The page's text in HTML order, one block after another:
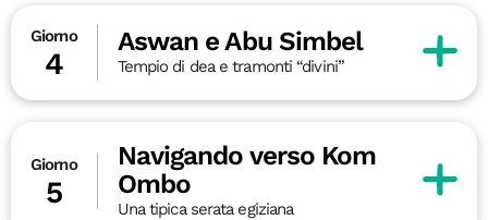
Giorno
4
Aswan e Abu Simbel
Tempio di dea e tramonti “divini”
Giorno
5
Navigando verso Kom
Ombo
Una tipica serata egiziana